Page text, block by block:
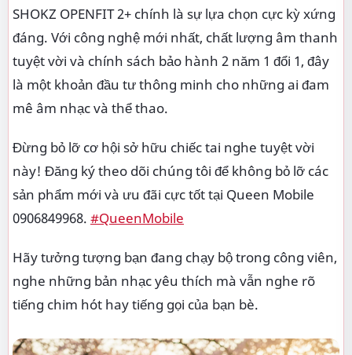
SHOKZ OPENFIT 2+ chính là sự lựa chọn cực kỳ xứng
đáng. Với công nghệ mới nhất, chất lượng âm thanh
tuyệt vời và chính sách bảo hành 2 năm 1 đổi 1, đây
là một khoản đầu tư thông minh cho những ai đam
mê âm nhạc và thể thao.
Đừng bỏ lỡ cơ hội sở hữu chiếc tai nghe tuyệt vời
này! Đăng ký theo dõi chúng tôi để không bỏ lỡ các
sản phẩm mới và ưu đãi cực tốt tại Queen Mobile
0906849968. #QueenMobile
Hãy tưởng tượng bạn đang chạy bộ trong công viên,
nghe những bản nhạc yêu thích mà vẫn nghe rõ
tiếng chim hót hay tiếng gọi của bạn bè.